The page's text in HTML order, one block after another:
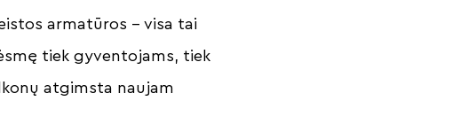
armatūros – visa tai
tiek gyventojams, tiek
atgimsta naujam